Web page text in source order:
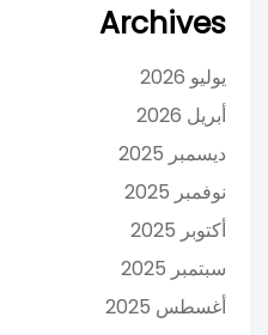
Archives
يوليو 2026
أبريل 2026
ديسمبر 2025
نوفمبر 2025
أكتوبر 2025
سبتمبر 2025
أغسطس 2025